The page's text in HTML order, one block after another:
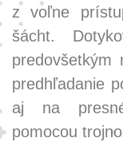
z voľne
šácht.
predovšetkým
predhľadanie
aj na
pomocou